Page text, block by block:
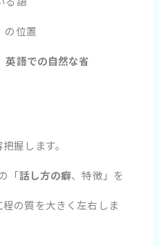
の位置
英語での自然な省
握します。
「話し方の癖、特徴」を
の質を大きく左右しま